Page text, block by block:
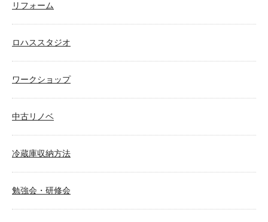
リフォーム
ロハススタジオ
ワークショップ
中古リノベ
冷蔵庫収納方法
勉強会・研修会